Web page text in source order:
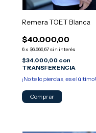
Remera TOET Blanca
$40.000,00
6x $6.666,67 sin interés
$34.000,00 con
TRANSFERENCIA
¡No te lo pierdas, es el último!
Comprar